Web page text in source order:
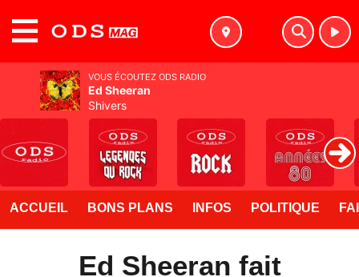
ACCUEIL BONS PLANS INFOS POLITIQUE
Ed Sheeran fait
VOUS ÉCOUTEZ ODS RADIO
Ed Sheeran
Shivers